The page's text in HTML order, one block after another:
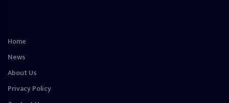
Home
News
About Us
Privacy Policy